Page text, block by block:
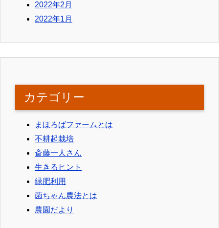
2022年2月
2022年1月
カテゴリー
まほろばファームとは
不耕起栽培
斎藤一人さん
生きるヒント
緑肥利用
菌ちゃん農法とは
農園だより